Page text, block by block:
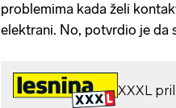
problemima kada želi
elektrani. No, potvrdio je da